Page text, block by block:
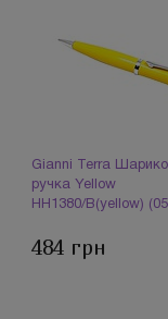
Gianni Terra
ручка Yellow
HH1380/B(yellow)
484 грн